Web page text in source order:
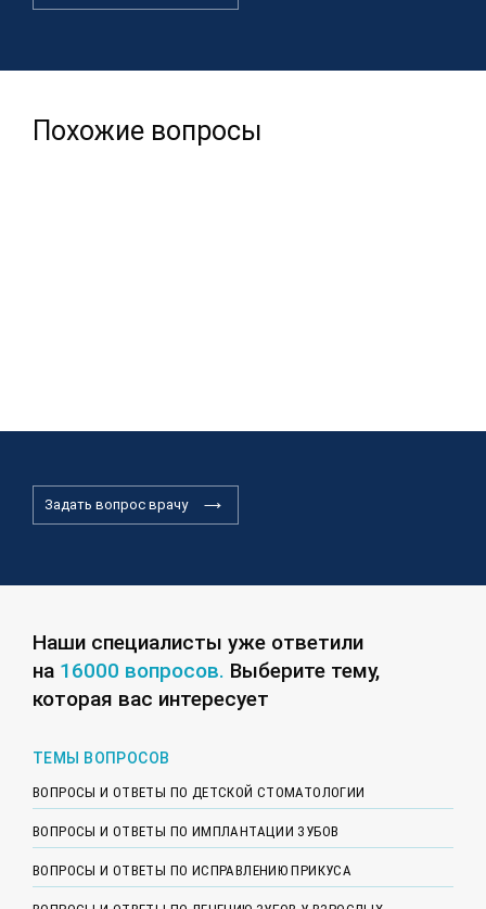
Похожие вопросы
Задать вопрос врачу
Наши специалисты уже ответили
на 16000 вопросов. Выберите тему,
которая вас интересует
ТЕМЫ ВОПРОСОВ
ВОПРОСЫ И ОТВЕТЫ ПО ДЕТСКОЙ СТОМАТОЛОГИИ
ВОПРОСЫ И ОТВЕТЫ ПО ИМПЛАНТАЦИИ ЗУБОВ
ВОПРОСЫ И ОТВЕТЫ ПО ИСПРАВЛЕНИЮ ПРИКУСА